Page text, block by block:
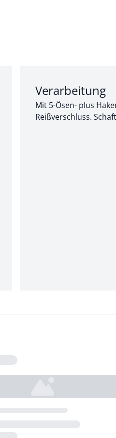
Abschnitt 2 von 3:
Verarbeitung
Mit 5-Ösen- plus
Reißverschluss.